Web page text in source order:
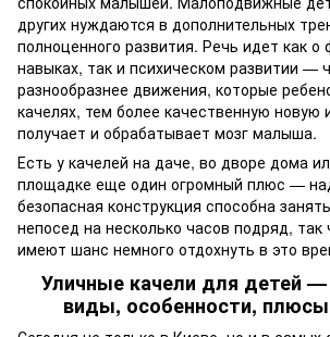
других нуждаются в дополнительных
полноценного развития. Речь идет как о
навыках, так и психическом развитии —
разнообразнее движения, которые
качелях, тем более качественную
получает и обрабатывает мозг малыша.
Есть у качелей на даче, во дворе дома
площадке еще один огромный плюс —
безопасная конструкция способна
непосед на несколько часов подряд, так
имеют шанс немного отдохнуть в это
Уличные качели для детей
виды, особенности,